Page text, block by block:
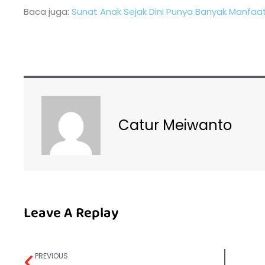
Baca juga: Sunat Anak Sejak Dini Punya Banyak
Catur Meiwanto
Leave A Replay
PREVIOUS